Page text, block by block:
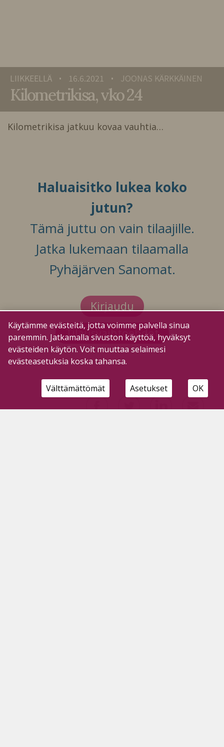
LIIKKEELLÄ • 16.6.2021 • JOONAS KÄRKKÄINEN
Kilometrikisa, vko 24
Kilometrikisa jatkuu kovaa vauhtia…
Haluaisitko lukea koko
jutun?
Tämä juttu on vain tilaajille.
Jatka lukemaan tilaamalla
Pyhäjärven Sanomat.
Kirjaudu
Tilausvaihtoehdot
Käytämme evästeitä, jotta voimme palvella sinua
paremmin. Jatkamalla sivuston käyttöä, hyväksyt
evästeiden käytön. Voit muuttaa selaimesi
evästeasetuksia koska tahansa.
Välttämättömät Asetukset OK